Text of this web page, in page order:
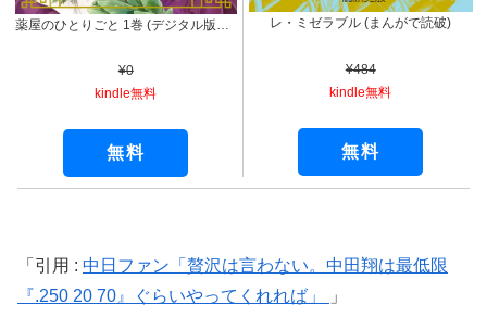
¥0
kindle無料
無料
レ・ミゼラブル (まんがで読破)
¥484
kindle無料
無料
引用 : 中日ファン「贅沢は言わない。中田翔は最低限
『.250 20 70』ぐらいやってくれれば」